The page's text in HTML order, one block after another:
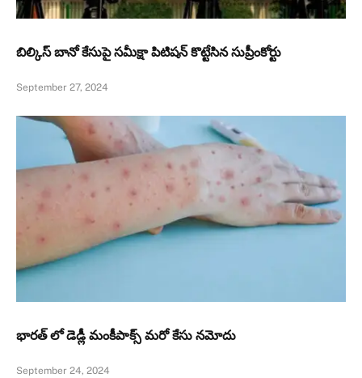
బిల్కిస్ బానో కేసుపై సమీక్షా పిటిషన్ కొట్టేసిన సుప్రీంకోర్టు
September 27, 2024
భారత్ లో డెడ్లీ మంకీపాక్స్ మరో కేసు నమోదు
September 24, 2024